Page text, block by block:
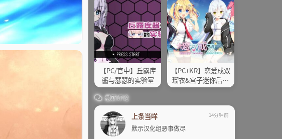
【PC/官中】丘露库
酱与瑟瑟的实验室
【PC+KR】恋爱成双
瑠衣&宫子迷你后篇
汉化
最新评论
上条当咩 14分钟前
默示汉化组恶事做尽